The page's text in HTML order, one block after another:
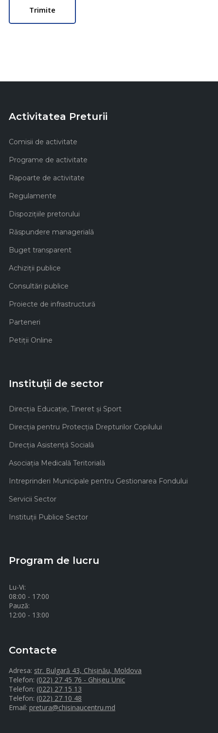
Activitatea Preturii
Comisii de activitate
Programe de activitate
Rapoarte de activitate
Regulamente
Dispozițiile pretorului
Răspundere managerială
Buget transparent
Achiziţii publice
Consultări publice
Proiecte de infrastructură
Parteneri
Petiții Online
Instituții de sector
Direcţia Educaţie, Tineret şi Sport
Direcţia pentru Protecţia Drepturilor Copilului
Direcţia Asistenţă Socială
Asociaţia Medicală Teritorială
Intreprinderi Municipale pentru Gestionarea Fondului
Servicii Sector
Instituţii Publice Sector
Program de lucru
Lu-Vi:
08:00 - 17:00
Pauză:
12:00 - 13:00
Contacte
Adresa: str. Bulgară 43, Chișinău, Moldova
Telefon: (022) 27 45 76 - Ghișeu Unic
Telefon: (022) 27 15 13
Telefon: (022) 27 10 48
Email: pretura@chisinaucentru.md